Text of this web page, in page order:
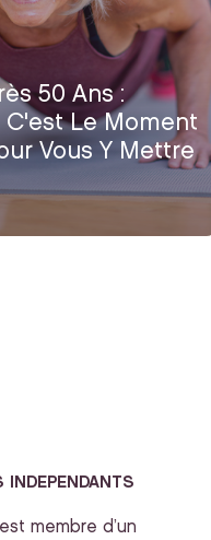
50 Ans :
Le Moment
Vous Y Mettre
INDEPENDANTS
membre d’un